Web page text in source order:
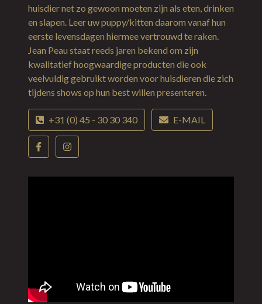
huisdier net zo gewoon moeten zijn als eten, drinken
en slapen. Leer uw puppy/kitten daarom vanaf hun
eerste levensdagen hiermee vertrouwd te raken.
Jean Peau staat reeds jaren bekend om zijn
kwalitatief hoogwaardige producten die ook
veelvuldig gebruikt worden voor huisdieren die zich
tijdens shows op hun best willen presenteren.
+31 (0) 45 - 30 30 340 E-MAIL